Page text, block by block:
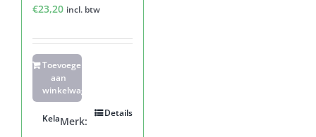
€23,20 incl. btw
Toevoegen
aan
winkelwagen
Details
Merk:
Kela